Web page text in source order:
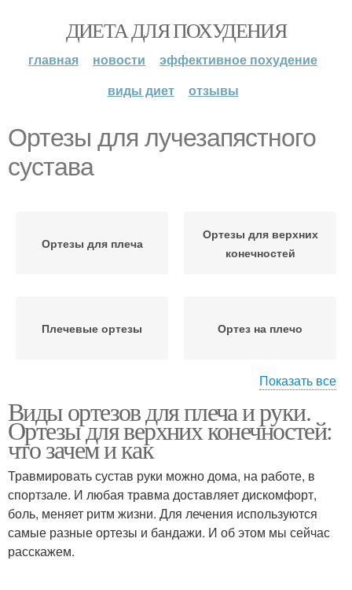
ДИЕТА ДЛЯ ПОХУДЕНИЯ
главная новости
эффективное похудение
виды диет
отзывы
Ортезы для лучезапястного
сустава
Ортезы для плеча
Ортезы для верхних
конечностей
Плечевые ортезы Ортез на плечо
Ортез при вывихе
сустава
Сустав по типу
Повязка на плечевой
сустав
Показать все
Виды ортезов для плеча и руки.
Ортезы для верхних конечностей:
что зачем и как
Травмировать сустав руки можно дома, на работе, в
спортзале. И любая травма доставляет дискомфорт,
боль, меняет ритм жизни. Для лечения используются
самые разные ортезы и бандажи. И об этом мы сейчас
расскажем.